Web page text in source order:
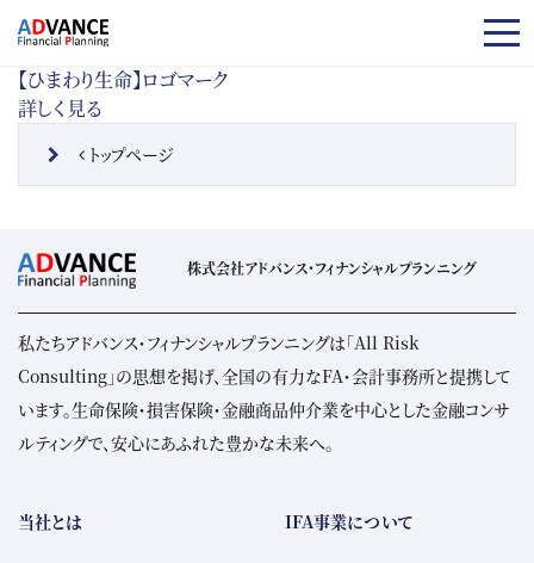
コンテンツへスキップ
【ひまわり生命】ロゴマーク
詳しく見る
投稿ナビゲーション
トップページ
株式会社アドバンス・フィナンシャルプランニング
私たちアドバンス・フィナンシャルプランニングは「All Risk
Consulting」の思想を掲げ、全国の有力なFA・会計事務所と提携して
います。生命保険・損害保険・金融商品仲介業を中心とした金融コンサ
ルティングで、安心にあふれた豊かな未来へ。
当社とは IFA事業について